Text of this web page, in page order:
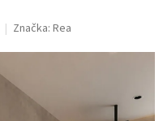
Značka: Rea